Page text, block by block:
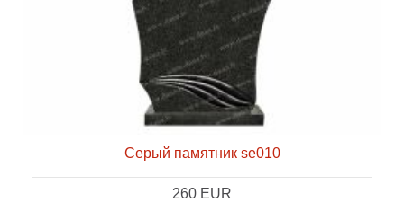
Серый памятник se010
260 EUR